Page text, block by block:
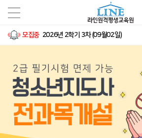
모집중 2026년 2학기 3차 (09월02일)
모집중 실습수강신청 2026년 2학기(4차) (10
모집중2026년 2학기 5차 (11월11일)
모집중 실습수강신청 2026년 2학기(5차) (11
실습수강신청 2026년 2학기(3차) (09